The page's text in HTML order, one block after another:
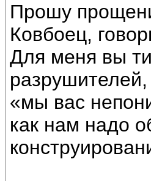
Прошу
Ковбоец,
Для меня вы
«мы вас
как нам надо